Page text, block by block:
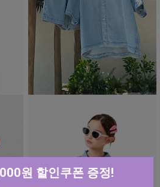
원 할인쿠폰 증정!